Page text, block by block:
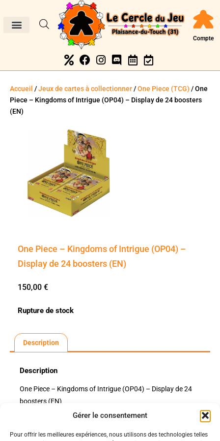
Gérer le consentement
Pour offrir les meilleures expériences, nous utilisons des technologies telles
Compte
Accueil /Jeux de cartes à collectionner/One Piece (TCG) / One
Piece – Kingdoms of Intrigue (OP04) – Display de 24 boosters
(EN)
One Piece – Kingdoms of Intrigue (OP04) –
Display de 24 boosters (EN)
150,00 €
Rupture de stock
Description
Description
One Piece – Kingdoms of Intrigue (OP04) – Display de 24
boosters (EN)